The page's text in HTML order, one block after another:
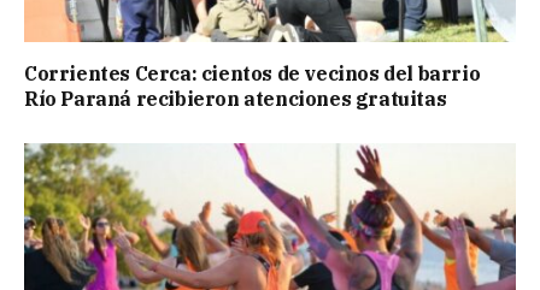
Corrientes Cerca: cientos de vecinos del barrio
Río Paraná recibieron atenciones gratuitas